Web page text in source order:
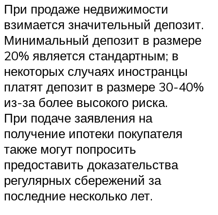
При продаже недвижимости
взимается значительный депозит.
Минимальный депозит в размере
20% является стандартным; в
некоторых случаях иностранцы
платят депозит в размере 30-40%
из-за более высокого риска.
При подаче заявления на
получение ипотеки покупателя
также могут попросить
предоставить доказательства
регулярных сбережений за
последние несколько лет.